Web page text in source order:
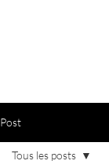
Post
Tous les posts